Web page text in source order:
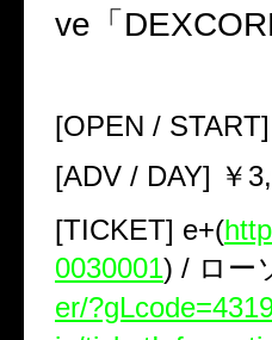
ve 「
[OPEN / START]
[ADV / DAY] ￥ 3,
[TICKET] e+(
0030001) / ロー
er/